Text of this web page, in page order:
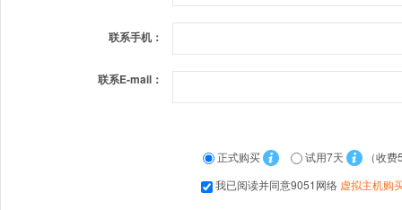
联系手机：
联系E-mail：
正式购买 试用7天
（收费
我已阅读并同意9051网络 虚拟主机购